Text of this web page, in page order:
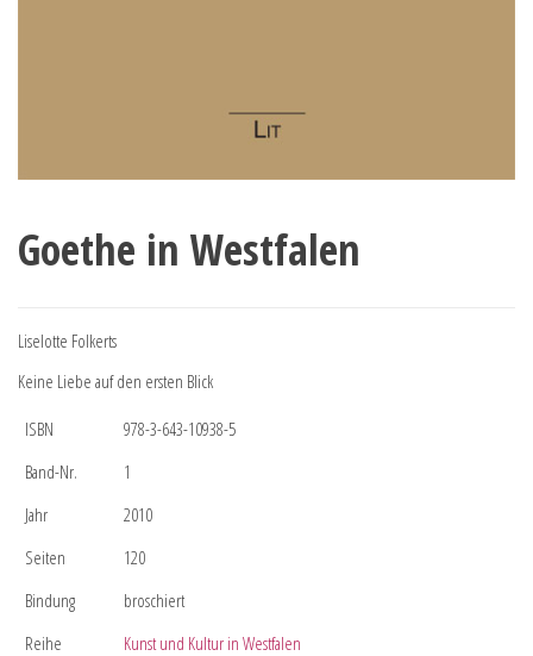
Goethe in Westfalen
Liselotte Folkerts
Keine Liebe auf den ersten Blick
ISBN
978-3-643-10938-5
Band-Nr.
1
Jahr
2010
Seiten
120
Bindung
broschiert
Reihe
Kunst und Kultur in Westfalen